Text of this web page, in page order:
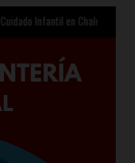
en Chalco »Sheinbaum